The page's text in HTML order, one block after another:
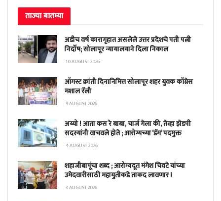
ताज्या बातम्या
अडीच वर्ष कारागृहात असलेले उत्तर प्रदेशचे पती पत्नी
निर्दोष; सोलापूर न्यायालयाने दिला निकाल
10 AUGUST 2026
ऑगस्ट क्रांती दिनानिमित्त सोलापूर शहर युवक कॉंग्रेस
मशाल रॅली
9 AUGUST 2026
अय्यो ! आता कस रे बाबा, चार्ज गेला की, तेव्हा झेडपी
सदस्यांनी वाचवले होते ; आरोग्यच्या ‘डॅम’ पदमुक्त
4 AUGUST 2026
शहाजीबापूंचा शब्द ; आरोग्यदूत मंगेश चिवटे यांच्या
उमेदवारीसाठी महायुतीकडे ताकद लावणार !
3 AUGUST 2026